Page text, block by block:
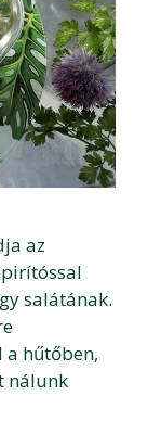
az
salátának.
a hűtőben,
nálunk